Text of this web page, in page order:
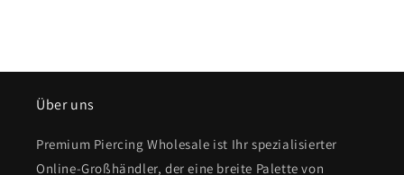
Über uns
Premium Piercing Wholesale ist Ihr spezialisierter
Online-Großhändler, der eine breite Palette von